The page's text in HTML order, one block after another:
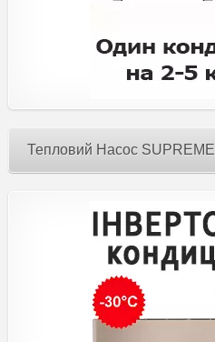
Тепловий Насос SUPREME